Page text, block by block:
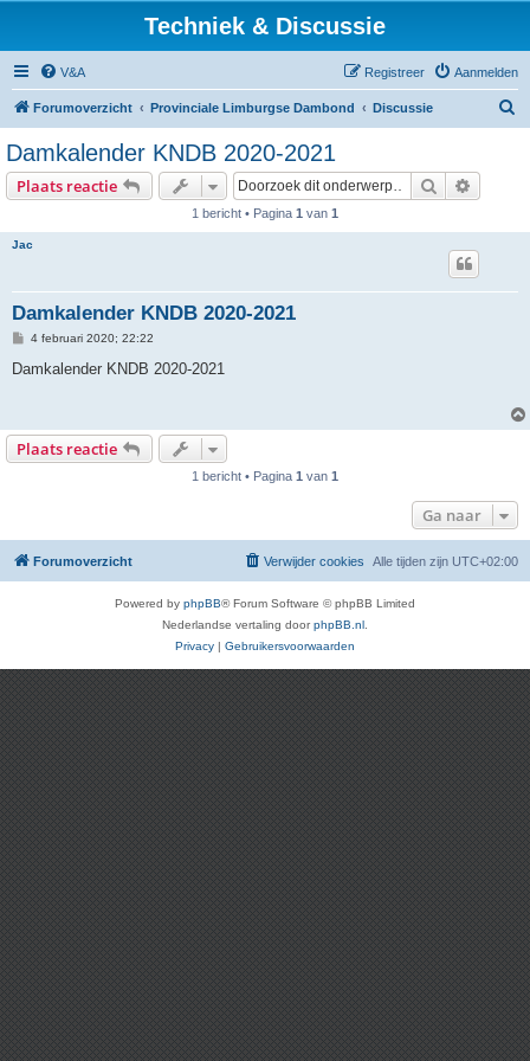
Techniek & Discussie
V&A Aanmelden
Registreer
Forumoverzicht Provinciale Limburgse Dambond Discussie
Damkalender KNDB 2020-2021
Plaats reactie Zoek
1 bericht • Pagina 1 van 1
Jac
Damkalender KNDB 2020-2021
B
r
4 februari 2020; 22:22
Damkalender KNDB 2020-2021
Plaats reactie
1 bericht • Pagina 1 van 1
Ga naar
Forumoverzicht Alle tijden zijn UTC+02:00
Verwijder cookies
Powered by phpBB® Forum Software © phpBB Limited
Nederlandse vertaling doorphpBB.nl
Privacy | Gebruikersvoorwaarden